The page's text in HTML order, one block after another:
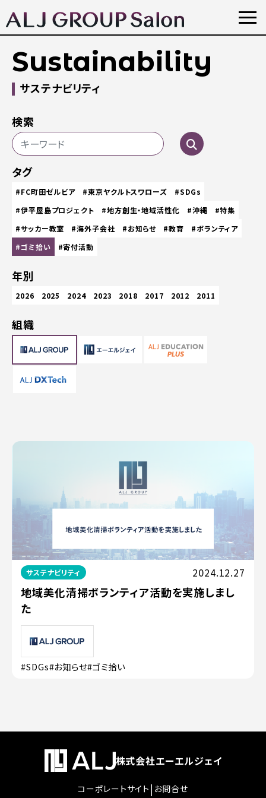
Sustainability
サステナビリティ
検索
タグ
#FC町田ゼルビア #東京ヤクルトスワローズ
#SDGs
#伊平屋島プロジェクト
#地方創生・地域活性化 #沖縄
#特集
#サッカー教室
#海外子会社 #お知らせ #教育
#ボランティア
#ゴミ拾い
#寄付活動
年別
2026 2025 2024 2023 2018 2017 2012 2011
組織
サステナビリティ 2024.12.27
地域美化清掃ボランティア活動を実施しまし
た
#SDGs#お知らせ#ゴミ拾い
株式会社エーエルジェイ
コーポレートサイト | お問合せ